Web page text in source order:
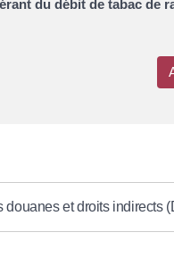
du débit de tabac de
douanes et droits indirects